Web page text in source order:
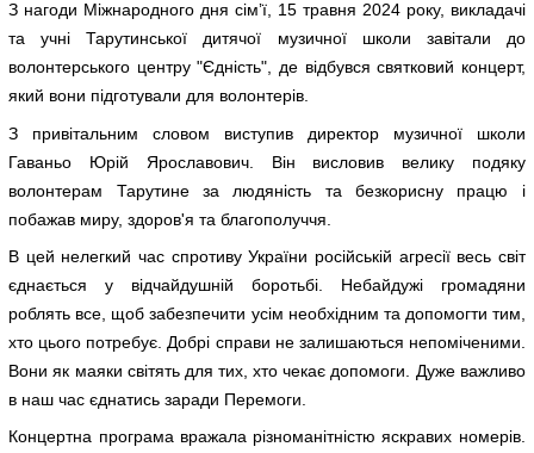
З нагоди Міжнародного дня сімʼї, 15 травня 2024 року, викладачі
та учні Тарутинської дитячої музичної школи завітали до
волонтерського центру "Єдність", де відбувся святковий концерт,
який вони підготували для волонтерів.
З привітальним словом виступив директор музичної школи
Гаваньо Юрій Ярославович. Він висловив велику подяку
волонтерам Тарутине за людяність та безкорисну працю і
побажав миру, здоров'я та благополуччя.
В цей нелегкий час спротиву України російській агресії весь світ
єднається у відчайдушній боротьбі. Небайдужі громадяни
роблять все, щоб забезпечити усім необхідним та допомогти тим,
хто цього потребує. Добрі справи не залишаються непоміченими.
Вони як маяки світять для тих, хто чекає допомоги. Дуже важливо
в наш час єднатись заради Перемоги.
Концертна програма вражала різноманітністю яскравих номерів.